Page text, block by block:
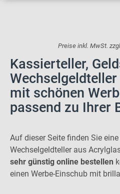
Preise inkl. MwSt.
Kassierteller,
Wechselgeldteller
mit schönen
passend zu Ihrer
Auf dieser Seite finden Sie eine
Wechselgeldteller aus
sehr günstig online bestellen
einen Werbe-Einschub mit